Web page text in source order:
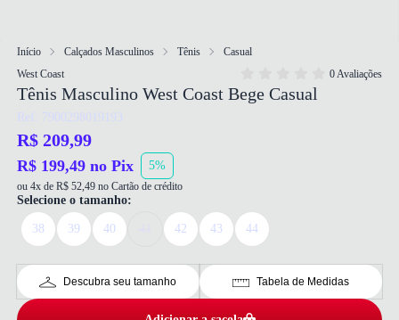
Início Calçados Masculinos Tênis
Casual
West Coast
0 Avaliações
Tênis Masculino West Coast Bege Casual
Ref: 7900298019193
R$ 209,99
R$ 199,49 no Pix 5%
ou 4x de R$ 52,49 no Cartão de crédito
Selecione o tamanho:
38 39 40 42 43 44
Descubra seu tamanho Tabela de Medidas